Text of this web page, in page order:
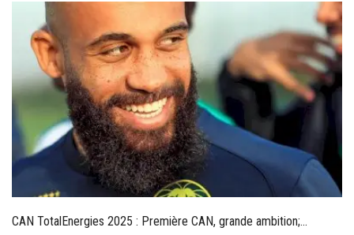
CAN TotalEnergies 2025 : Première CAN, grande ambition;...